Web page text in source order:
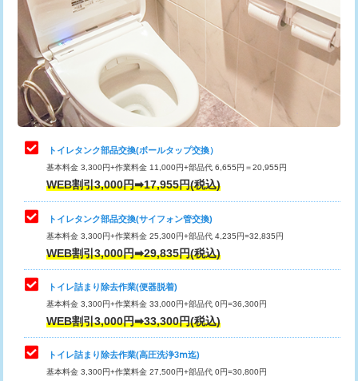
トイレタンク部品交換(ボールタップ交換）
基本料金 3,300円+作業料金 11,000円+部品代 6,655円＝20,955円
WEB割引3,000円➡17,955円(税込)
トイレタンク部品交換(サイフォン管交換)
基本料金 3,300円+作業料金 25,300円+部品代 4,235円=32,835円
WEB割引3,000円➡29,835円(税込)
トイレ詰まり除去作業(便器脱着)
基本料金 3,300円+作業料金 33,000円+部品代 0円=36,300円
WEB割引3,000円➡33,300円(税込)
トイレ詰まり除去作業(高圧洗浄3ⅿ迄)
基本料金 3,300円+作業料金 27,500円+部品代 0円=30,800円